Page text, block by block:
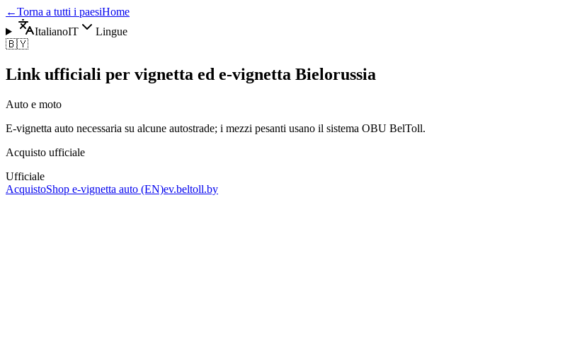
←Torna a tutti i paesiHome
ItalianoIT
Lingue
🇧🇾
Link ufficiali per vignetta ed e-vignetta Bielorussia
Auto e moto
E‑vignetta auto necessaria su alcune autostrade; i mezzi pesanti usano il sistema OBU BelToll.
Acquisto ufficiale
Ufficiale
AcquistoShop e‑vignetta auto (EN)ev.beltoll.by